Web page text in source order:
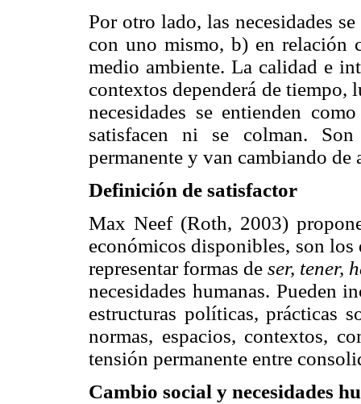
Por otro lado, las necesidades
con uno mismo, b) en relación
medio ambiente. La calidad e
contextos dependerá de tiempo,
necesidades se entienden
satisfacen ni se colman.
permanente y van cambiando de
Definición de satisfactor
Max Neef (Roth, 2003)
económicos disponibles, son
representar formas de ser, tener,
necesidades humanas. Pueden
estructuras políticas, prácticas
normas, espacios, contextos,
tensión permanente entre
Cambio social y necesidades